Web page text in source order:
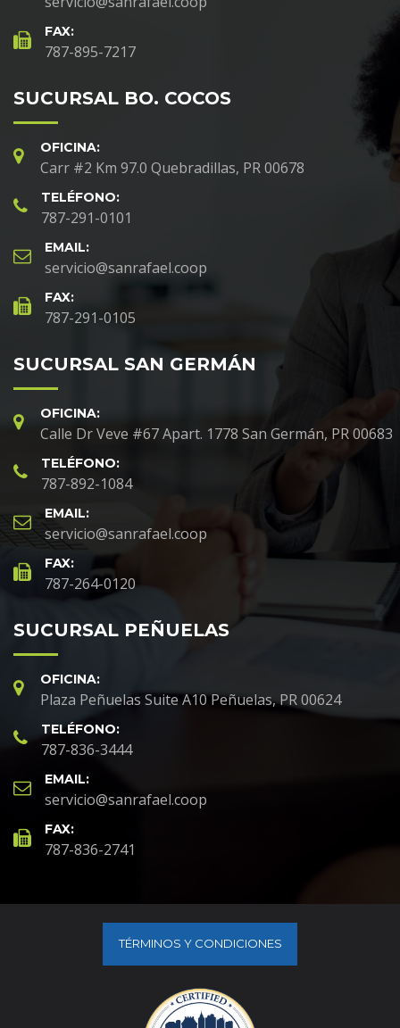
FAX:
787-895-7217
SUCURSAL BO. COCOS
OFICINA:
Carr #2 Km 97.0 Quebradillas, PR 00678
TELÉFONO:
787-291-0101
EMAIL:
servicio@sanrafael.coop
FAX:
787-291-0105
SUCURSAL SAN GERMÁN
OFICINA:
Calle Dr Veve #67 Apart. 1778 San Germán, PR 00683
TELÉFONO:
787-892-1084
EMAIL:
servicio@sanrafael.coop
FAX:
787-264-0120
SUCURSAL PEÑUELAS
OFICINA:
Plaza Peñuelas Suite A10 Peñuelas, PR 00624
TELÉFONO:
787-836-3444
EMAIL:
servicio@sanrafael.coop
FAX:
787-836-2741
TÉRMINOS Y CONDICIONES